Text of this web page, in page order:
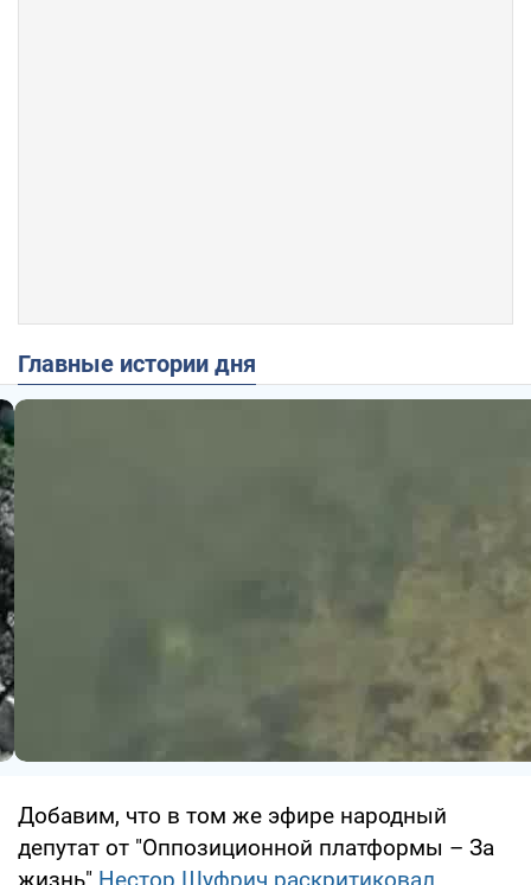
Главные истории дня
Добавим, что в том же эфире народный
депутат от "Оппозиционной платформы – За